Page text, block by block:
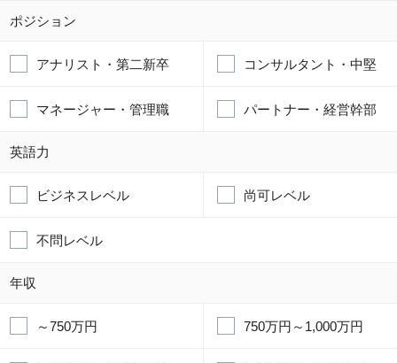
ポジション
アナリスト・第二新卒 コンサルタント・中堅
マネージャー・管理職 パートナー・経営幹部
英語力
ビジネスレベル 尚可レベル
不問レベル
年収
～750万円 750万円～1,000万円